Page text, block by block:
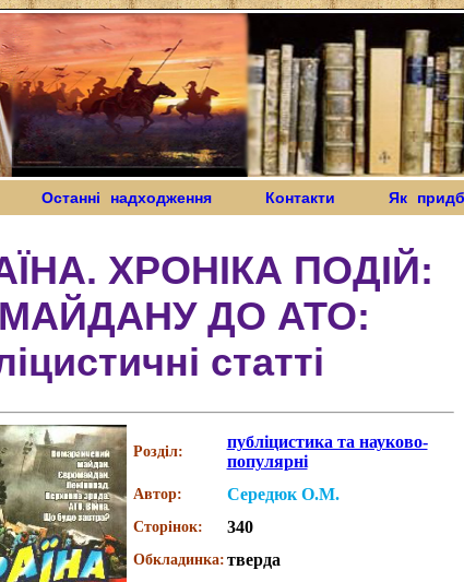
Останні надходження Контакти Як
ХРОНІКА ПОДІЙ:
МАЙДАНУ ДО АТО:
статті
Розділ:
публіцистика та науково-
популярні
Автор: Середюк О.М.
Сторінок: 340
Обкладинка: тверда